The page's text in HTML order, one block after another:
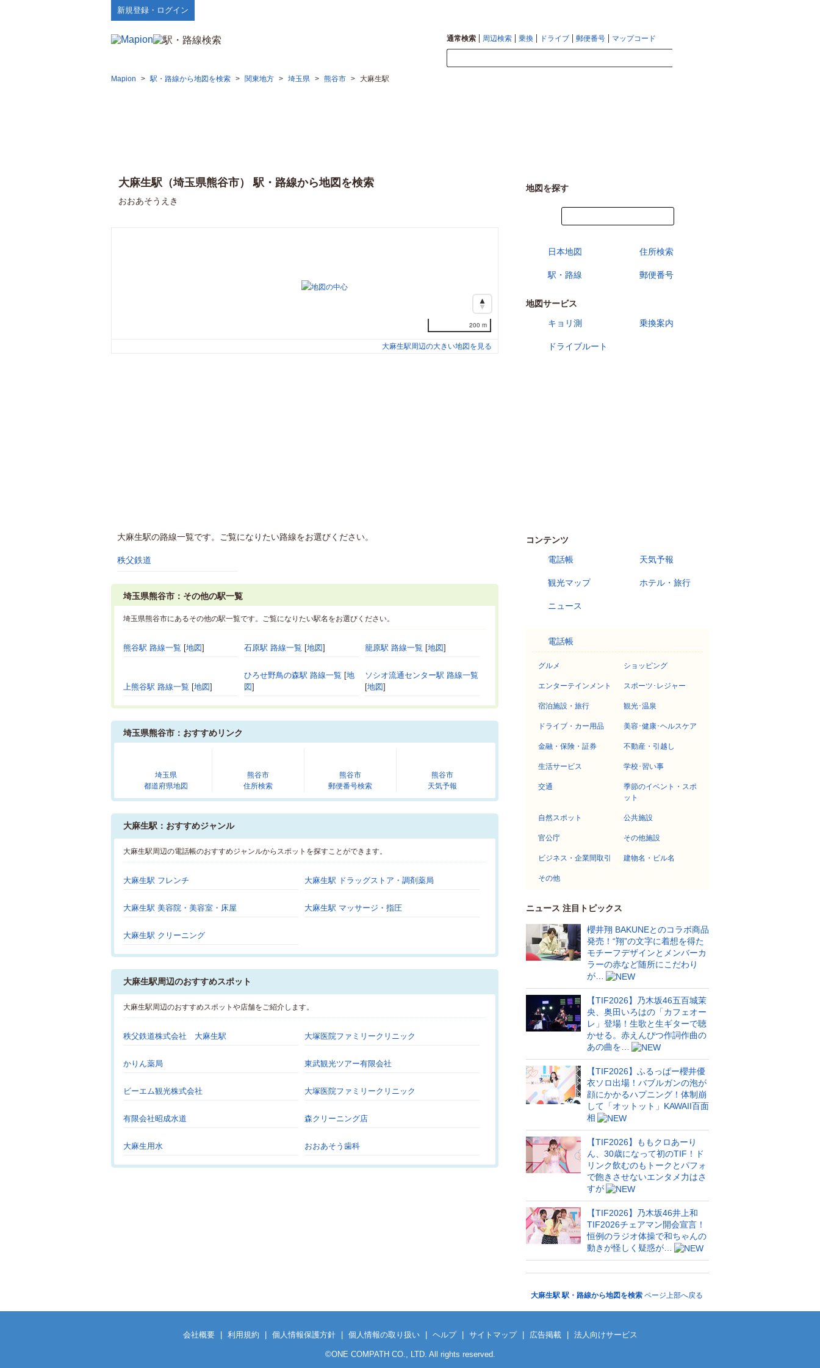
新規登録・ログイン
通常検索 周辺検索 乗換 ドライブ 郵便番号 マップコード
Mapion > 駅・路線から地図を検索 > 関東地方 > 埼玉県 > 熊谷市 > 大麻生駅
大麻生駅（埼玉県熊谷市） 駅・路線から地図を検索
おおあそうえき
200 m
大麻生駅周辺の大きい地図を見る
大麻生駅の路線一覧です。ご覧になりたい路線をお選びください。
秩父鉄道
埼玉県熊谷市：その他の駅一覧
埼玉県熊谷市にあるその他の駅一覧です。ご覧になりたい駅名をお選びください。
熊谷駅 路線一覧 [地図] 石原駅 路線一覧 [地図] 籠原駅 路線一覧 [地図]
上熊谷駅 路線一覧 [地図]
ひろせ野鳥の森駅 路線一覧 [地
図]
ソシオ流通センター駅 路線一覧
[地図]
埼玉県熊谷市：おすすめリンク
埼玉県
都道府県地図
熊谷市
住所検索
熊谷市
郵便番号検索
熊谷市
天気予報
大麻生駅：おすすめジャンル
大麻生駅周辺の電話帳のおすすめジャンルからスポットを探すことができます。
大麻生駅 フレンチ 大麻生駅 ドラッグストア・調剤薬局
大麻生駅 美容院・美容室・床屋 大麻生駅 マッサージ・指圧
大麻生駅 クリーニング
大麻生駅周辺のおすすめスポット
大麻生駅周辺のおすすめスポットや店舗をご紹介します。
秩父鉄道株式会社 大麻生駅 大塚医院ファミリークリニック
かりん薬局 東武観光ツアー有限会社
ビーエム観光株式会社 大塚医院ファミリークリニック
有限会社昭成水道 森クリーニング店
大麻生用水 おおあそう歯科
地図を探す
日本地図 住所検索
駅・路線 郵便番号
地図サービス
キョリ測
乗換案内
ドライブルート
コンテンツ
電話帳
天気予報
観光マップ ホテル・旅行
ニュース
電話帳
グルメ ショッピング
エンターテインメント スポーツ･レジャー
宿泊施設・旅行 観光･温泉
ドライブ・カー用品 美容･健康･ヘルスケア
金融・保険・証券 不動産・引越し
生活サービス 学校･習い事
交通
季節のイベント・スポ
ット
自然スポット 公共施設
官公庁 その他施設
ビジネス・企業間取引 建物名・ビル名
その他
ニュース 注目トピックス
櫻井翔 BAKUNEとのコラボ商品
発売！“翔”の文字に着想を得た
モチーフデザインとメンバーカ
ラーの赤など随所にこだわり
が…
【TIF2026】乃木坂46五百城茉
央、奥田いろはの「カフェオー
レ」登場！生歌と生ギターで聴
かせる。赤えんぴつ作詞作曲の
あの曲を…
【TIF2026】ふるっぱー櫻井優
衣ソロ出場！バブルガンの泡が
顔にかかるハプニング！体制崩
して「オットット」KAWAII百面
相
【TIF2026】ももクロあーり
ん、30歳になって初のTIF！ド
リンク飲むのもトークとパフォ
で飽きさせないエンタメ力はさ
すが
【TIF2026】乃木坂46井上和
TIF2026チェアマン開会宣言！
恒例のラジオ体操で和ちゃんの
動きが怪しく疑惑が…
大麻生駅 駅・路線から地図を検索 ページ上部へ戻る
会社概要 利用規約 個人情報保護方針 個人情報の取り扱い ヘルプ サイトマップ 広告掲載 法人向けサービス
©ONE COMPATH CO., LTD. All rights reserved.